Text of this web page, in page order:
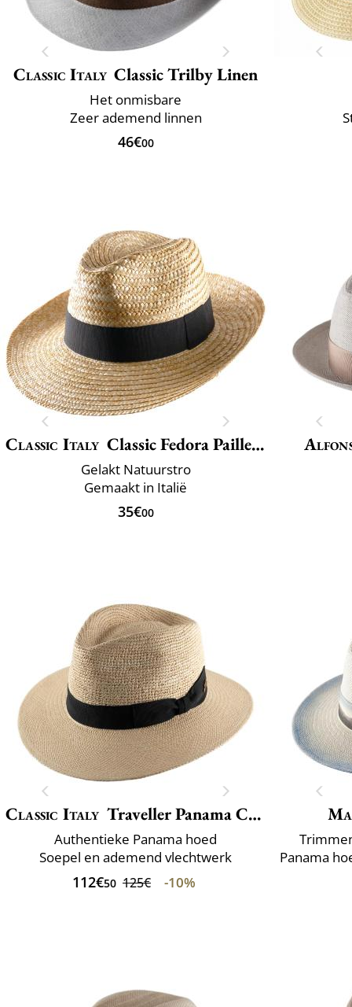
Classic Italy Classic Trilby Linen
Het onmisbare
Zeer ademend linnen
46€00
Classic Italy Classic Fedora Paille Large
Gelakt Natuurstro
Gemaakt in Italië
35€00
Classic Italy Traveller Panama Crochet
Authentieke Panama hoed
Soepel en ademend vlechtwerk
112€50 125€ -10%